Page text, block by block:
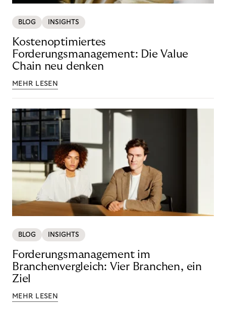
BLOG INSIGHTS
Kostenoptimiertes
Forderungsmanagement: Die Value
Chain neu denken
MEHR LESEN
BLOG INSIGHTS
Forderungsmanagement im
Branchenvergleich: Vier Branchen, ein
Ziel
MEHR LESEN